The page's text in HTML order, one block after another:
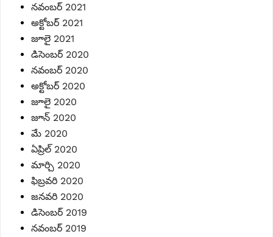
నవంబర్ 2021
అక్టోబర్ 2021
జూలై 2021
డిసెంబర్ 2020
నవంబర్ 2020
అక్టోబర్ 2020
జూలై 2020
జూన్ 2020
మే 2020
ఏప్రిల్ 2020
మార్చి 2020
ఫిబ్రవరి 2020
జనవరి 2020
డిసెంబర్ 2019
నవంబర్ 2019